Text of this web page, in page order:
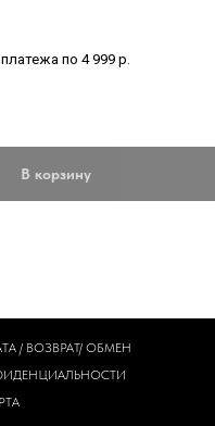
по 4 999 р.
В корзину
/ ВОЗВРАТ/ ОБМЕН